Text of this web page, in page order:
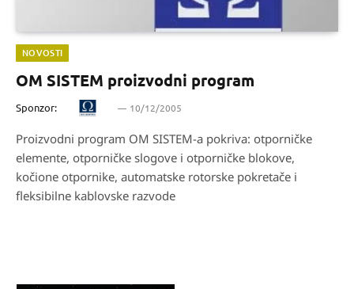
NOVOSTI
OM SISTEM proizvodni program
Sponzor: 10/12/2005
Proizvodni program OM SISTEM-a pokriva: otporničke
elemente, otporničke slogove i otporničke blokove,
kočione otpornike, automatske rotorske pokretače i
fleksibilne kablovske razvode